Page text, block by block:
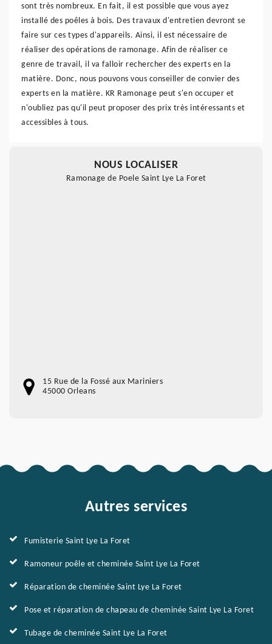
sont très nombreux. En fait, il est possible que vous ayez
installé des poêles à bois. Des travaux d'entretien devront se
faire sur ces types d'appareils. Ainsi, il est nécessaire de
réaliser des opérations de ramonage. Afin de réaliser ce
genre de travail, il va falloir rechercher des experts en la
matière. Donc, nous pouvons vous conseiller de convier des
experts en la matière. KR Ramonage peut s'en occuper et
n'oubliez pas qu'il peut proposer des prix très intéressants et
accessibles à tous.
NOUS LOCALISER
Ramonage de Poele Saint Lye La Foret
15 Rue de la Fossé aux Mariniers
45000 Orleans
Autres services
Fumisterie Saint Lye La Foret
Ramoneur poêle et cheminée Saint Lye La Foret
Réparation de cheminée Saint Lye La Foret
Pose et réparation de chapeau de cheminée Saint Lye La Foret
Tubage de cheminée Saint Lye La Foret